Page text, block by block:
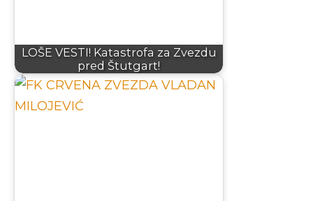
LOŠE VESTI! Katastrofa za Zvezdu
pred Štutgart!